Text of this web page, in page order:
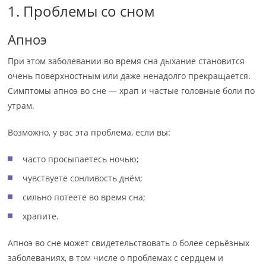
1. Проблемы со сном
Апноэ
При этом заболевании во время сна дыхание становится
очень поверхностным или даже ненадолго прекращается.
Симптомы апноэ во сне — храп и частые головные боли по
утрам.
Возможно, у вас эта проблема, если вы:
часто просыпаетесь ночью;
чувствуете сонливость днём;
cильно потеете во время сна;
храпите.
Апноэ во сне может свидетельствовать о более серьёзных
заболеваниях, в том числе о проблемах с сердцем и